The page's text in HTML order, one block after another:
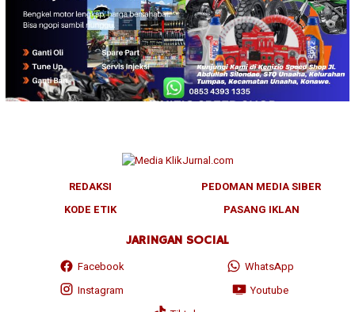
REDAKSI
PEDOMAN MEDIA SIBER
KODE ETIK
PASANG IKLAN
JARINGAN SOCIAL
Facebook
WhatsApp
Instagram
Youtube